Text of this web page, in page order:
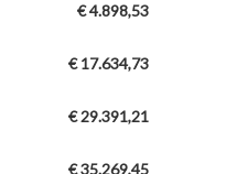
€ 4.898,53
€ 17.634,73
€ 29.391,21
€ 35.269,45